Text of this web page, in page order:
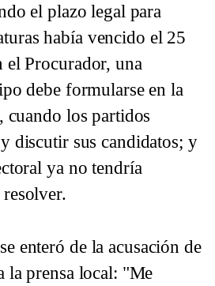
el plazo legal para
había vencido el 25
el Procurador, una
debe formularse en la
cuando los partidos
discutir sus candidatos; y
ya no tendría
enteró de la acusación de
la prensa local: "Me